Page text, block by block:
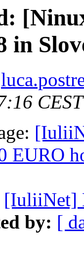
in
EURO
[IuliiNet]
by: [